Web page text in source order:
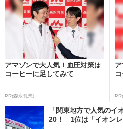
アマゾンで大人気！血圧対策は
コーヒーに足してみて
PR(森永乳業)
「関東地方で人気のイ
20！ 1位は「イオンレ